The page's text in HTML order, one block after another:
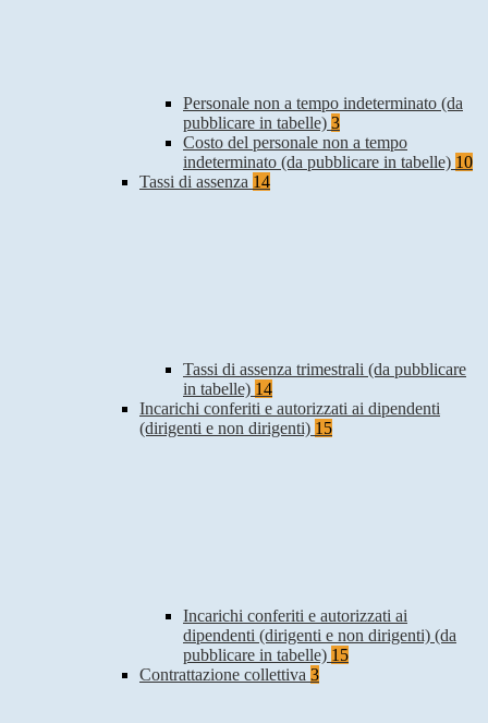
Personale non a tempo indeterminato (da
pubblicare in tabelle) 3
Costo del personale non a tempo
indeterminato (da pubblicare in tabelle) 10
Tassi di assenza 14
Tassi di assenza trimestrali (da pubblicare
in tabelle) 14
Incarichi conferiti e autorizzati ai dipendenti
(dirigenti e non dirigenti) 15
Incarichi conferiti e autorizzati ai
dipendenti (dirigenti e non dirigenti) (da
pubblicare in tabelle) 15
Contrattazione collettiva 3